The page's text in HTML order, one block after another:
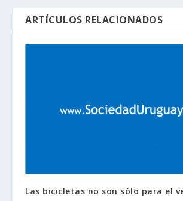
ARTÍCULOS RELACIONADOS
Las bicicletas no son sólo para el